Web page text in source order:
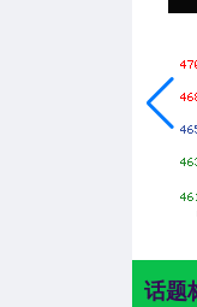
话题